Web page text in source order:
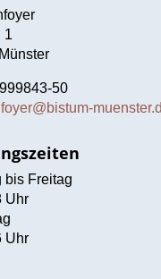
1
50
bis Freitag
Uhr
Uhr